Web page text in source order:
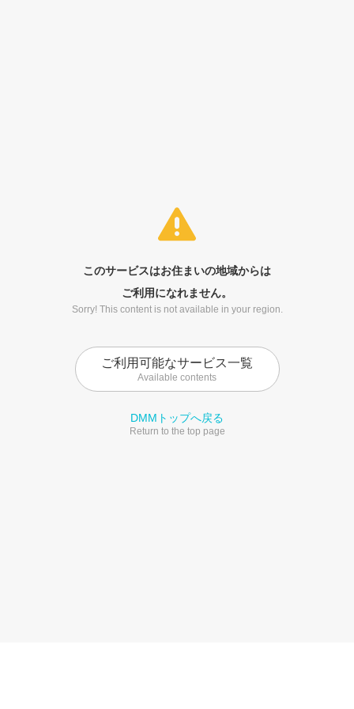
このサービスはお住まいの地域からは
ご利用になれません。
Sorry! This content is not available in your region.
ご利用可能なサービス一覧
Available contents
DMMトップへ戻る
Return to the top page